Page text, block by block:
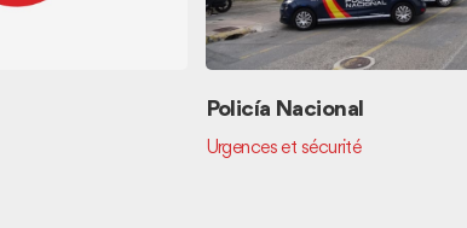
Policía Nacional
Urgences et sécurité